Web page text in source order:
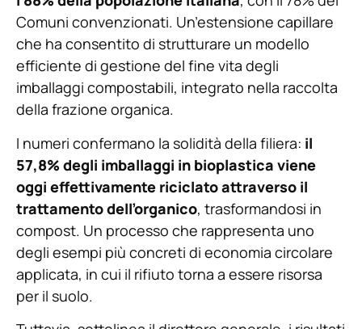
Comuni convenzionati. Un’estensione capillare
che ha consentito di strutturare un modello
efficiente di gestione del fine vita degli
imballaggi compostabili, integrato nella raccolta
della frazione organica.
I numeri confermano la solidità della filiera: il
57,8% degli imballaggi in bioplastica viene
oggi effettivamente riciclato attraverso il
trattamento dell’organico, trasformandosi in
compost. Un processo che rappresenta uno
degli esempi più concreti di economia circolare
applicata, in cui il rifiuto torna a essere risorsa
per il suolo.